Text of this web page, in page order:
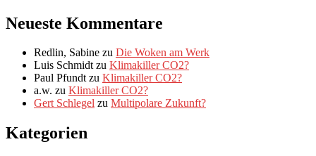
Neueste Kommentare
Redlin, Sabine zu Die Woken am Werk
Luis Schmidtzu Klimakiller CO2?
Paul Pfundtzu Klimakiller CO2?
a.w. zu Klimakiller CO2?
Gert Schlegel zu Multipolare Zukunft?
Kategorien